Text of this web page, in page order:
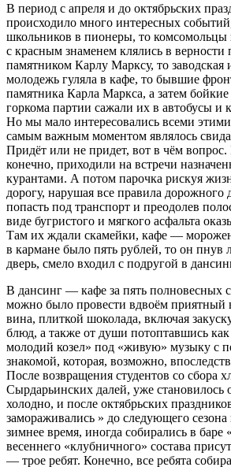
В период с апреля и до октябрьских
происходило много интересных
школьников в пионеры, то
с красным знаменем клялись в
памятником Карлу Марксу, то заводская
молодежь гуляла в кафе, то бывшие
памятника Карла Маркса, а затем
горкома партии сажали их в автобусы и
Но мы мало интересовались всеми
самым важным моментом являлось
Придёт или не придет, вот в чём
конечно, приходили на встречи
курантами. А потом парочка рискуя
дорогу, нарушая все правила дорожного
попасть под транспорт и преодолев
виде бугристого и мягкого асфальта
Там их ждали скамейки, кафе —
в кармане было пять рублей, то он пнув
дверь, смело входил с подругой в
В дансинг — кафе за пять полновесных
можно было провести вдвоём приятный
вина, плиткой шоколада, включая
блюд, а также от души потоптавшись
молодий козел» под «живую» музыку с
знакомой, которая, возможно,
После возвращения студентов со сбора
Сырдарьинских далей, уже становилось
холодно, и после октябрьских
замораживались » до следующего
зимнее время, иногда собирались в баре
весеннего «клубничного» состава
— трое ребят. Конечно, все ребята